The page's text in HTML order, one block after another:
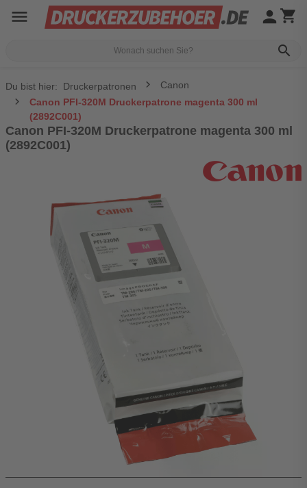
menu
search
person shopping_cart
Du bist hier: Druckerpatronen
Canon
Canon PFI-320M Druckerpatrone magenta 300 ml
(2892C001)
Canon PFI-320M Druckerpatrone magenta 300 ml
(2892C001)